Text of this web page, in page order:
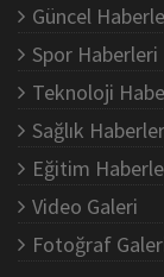
Güncel
Spor Haberleri
Teknoloji
Sağlık
Eğitim
Video Galeri
Fotoğraf